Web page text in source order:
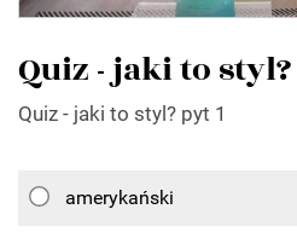
Quiz - jaki to styl?
Quiz - jaki to styl? pyt 1
amerykański